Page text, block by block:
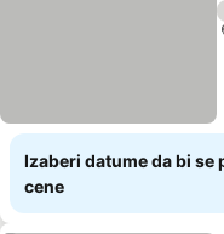
Izaberi datume da bi se
cene